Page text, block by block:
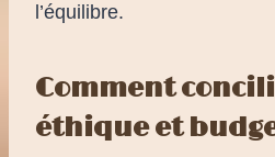
l’équilibre.
Comment
éthique et